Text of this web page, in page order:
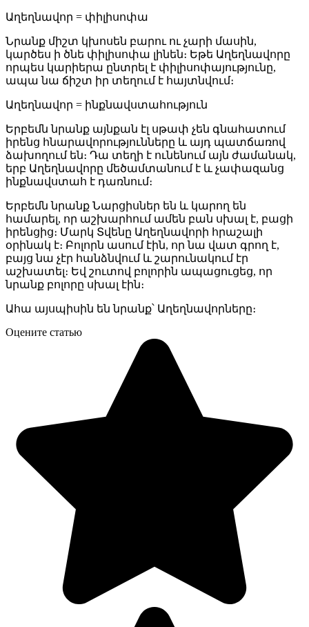
Աղեղնավոր = փիլիսոփա
Նրանք միշտ կխոսեն բարու ու չարի մասին,
կարծես ի ծնե փիլիսոփա լինեն։ Եթե Աղեղնավորը
որպես կարիերա ընտրել է փիլիսոփայությունը,
ապա նա ճիշտ իր տեղում է հայտնվում։
Աղեղնավոր = ինքնավստահություն
Երբեմն նրանք այնքան էլ սթափ չեն գնահատում
իրենց հնարավորությունները և այդ պատճառով
ձախողում են։ Դա տեղի է ունենում այն ժամանակ,
երբ Աղեղնավորը մեծամտանում է և չափազանց
ինքնավստահ է դառնում։
Երբեմն նրանք Նարցիսներ են և կարող են
համարել, որ աշխարհում ամեն բան սխալ է, բացի
իրենցից։ Մարկ Տվենը Աղեղնավորի հրաշալի
օրինակ է։ Բոլորն ասում էին, որ նա վատ գրող է,
բայց նա չէր հանձնվում և շարունակում էր
աշխատել։ Եվ շուտով բոլորին ապացուցեց, որ
նրանք բոլորը սխալ էին։
Ահա այսպիսին են նրանք՝ Աղեղնավորները։
Оцените статью